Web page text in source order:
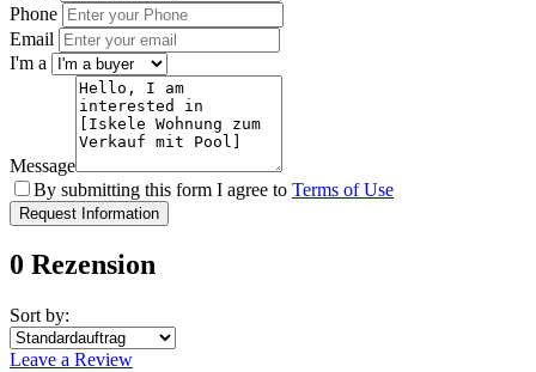
Phone
Email
I'm a
Message
By submitting this form I agree to Terms of Use
Request Information
0 Rezension
Sort by:
Leave a Review